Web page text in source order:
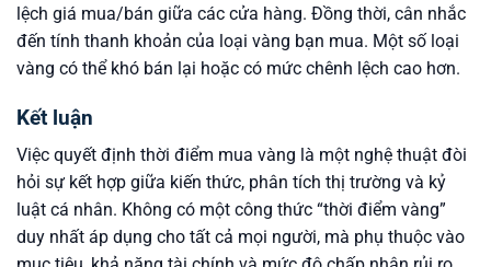
lệch giá mua/bán giữa các cửa hàng. Đồng thời, cân nhắc
đến tính thanh khoản của loại vàng bạn mua. Một số loại
vàng có thể khó bán lại hoặc có mức chênh lệch cao hơn.
Kết luận
Việc quyết định thời điểm mua vàng là một nghệ thuật đòi
hỏi sự kết hợp giữa kiến thức, phân tích thị trường và kỷ
luật cá nhân. Không có một công thức “thời điểm vàng”
duy nhất áp dụng cho tất cả mọi người, mà phụ thuộc vào